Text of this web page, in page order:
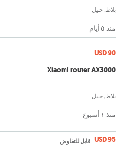
بلاط, جبيل
منذ ٥ أيام
USD 90
Xiaomi router AX3000
بلاط, جبيل
منذ ١ أسبوع
USD 95 قابل للتفاوض